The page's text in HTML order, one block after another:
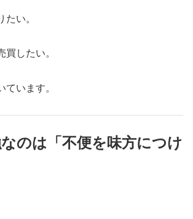
たい。
買したい。
ています。
のは「不便を味方につけ